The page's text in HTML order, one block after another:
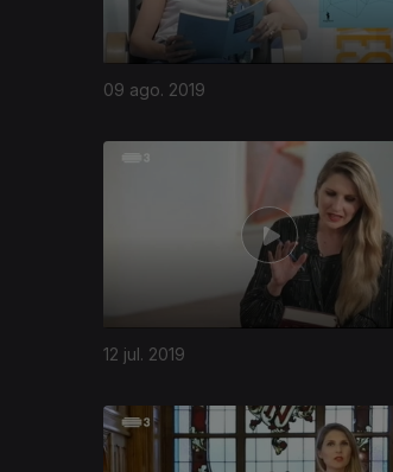
09 ago. 2019
12 jul. 2019